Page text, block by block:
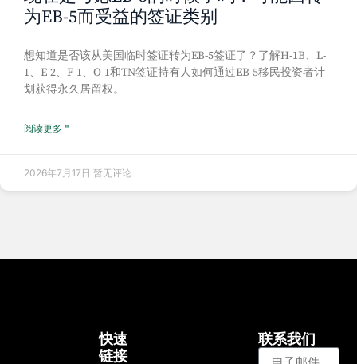
为EB-5而受益的签证类别
想知道是否该从美国临时签证转为EB-5签证了？了解H-1B、L-
1、E-2、F-1、O-1和TN签证持有人如何通过EB-5移民投资者计
划获得永久居留权。
阅读更多 "
2026年7月17日 暂无评论
快速
链接
联系我们